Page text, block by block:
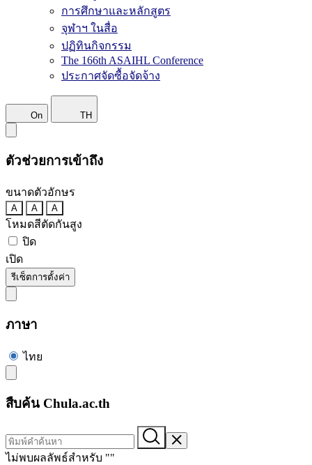
การศึกษาและหลักสูตร
จุฬาฯ ในสื่อ
ปฏิทินกิจกรรม
The 166th ASAIHL Conference
ประกาศจัดซื้อจัดจ้าง
On TH
ตัวช่วยการเข้าถึง
ขนาดตัวอักษร
A A A
โหมดสีตัดกันสูง
ปิด
เปิด
รีเซ็ตการตั้งค่า
ภาษา
ไทย
สืบค้น Chula.ac.th
ไม่พบผลลัพธ์สำหรับ ""